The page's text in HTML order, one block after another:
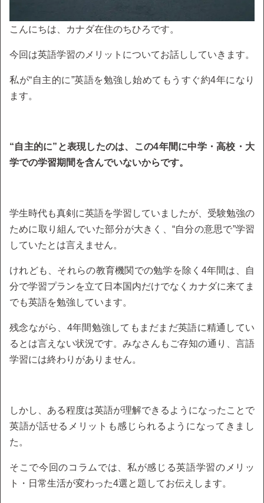
こんにちは、カナダ在住のちひろです。
今回は英語学習のメリットについてお話ししていきます。
私が“自主的に”英語を勉強し始めてもうすぐ約4年になり
ます。
“自主的に”と表現したのは、この4年間に中学・高校・大
学での学習期間を含んでいないからです。
学生時代も真剣に英語を学習していましたが、受験勉強の
ために取り組んでいた部分が大きく、“自分の意思で”学習
していたとは言えません。
けれども、それらの教育機関での勉学を除く4年間は、自
分で学習プランを立て日本国内だけでなくカナダに来てま
でも英語を勉強しています。
残念ながら、4年間勉強してもまだまだ英語に精通してい
るとは言えない状況です。みなさんもご存知の通り、言語
学習には終わりがありません。
しかし、ある程度は英語が理解できるようになったことで
英語が話せるメリットも感じられるようになってきまし
た。
そこで今回のコラムでは、私が感じる英語学習のメリッ
ト・日常生活が変わった4選と題してお伝えします。